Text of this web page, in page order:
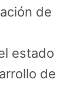
de
estado
de